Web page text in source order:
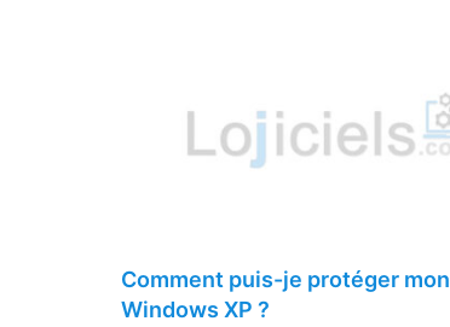
Comment puis-je protéger mon
Windows XP ?